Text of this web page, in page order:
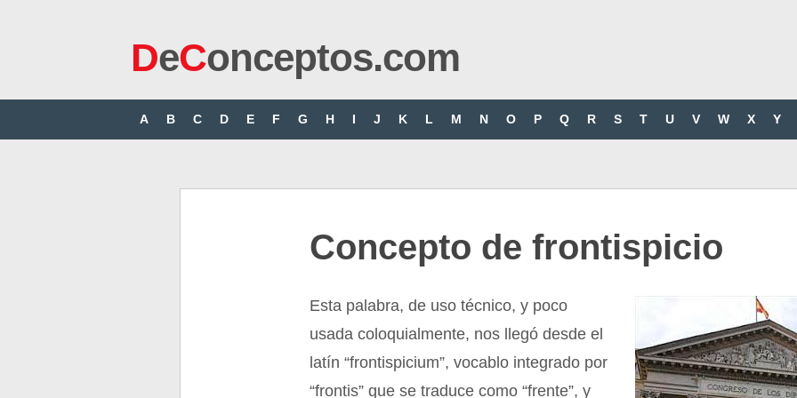
DeConceptos.com
A B C D E F G H I J K L M N O P Q R S T U V W X Y
Concepto de frontispicio
Esta palabra, de uso técnico, y poco
usada coloquialmente, nos llegó desde el
latín “frontispicium”, vocablo integrado por
“frontis” que se traduce como “frente”, y